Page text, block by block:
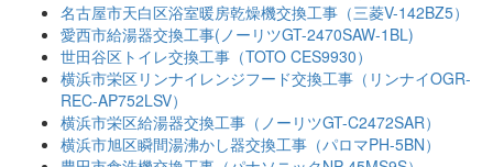
名古屋市天白区浴室暖房乾燥機交換工事（三菱V-142BZ5）
愛西市給湯器交換工事(ノーリツGT-2470SAW-1BL)
世田谷区トイレ交換工事（TOTO CES9930）
横浜市栄区リンナイレンジフード交換工事（リンナイOGR-
REC-AP752LSV）
横浜市栄区給湯器交換工事（ノーリツGT-C2472SAR）
横浜市旭区瞬間湯沸かし器交換工事（パロマPH-5BN）